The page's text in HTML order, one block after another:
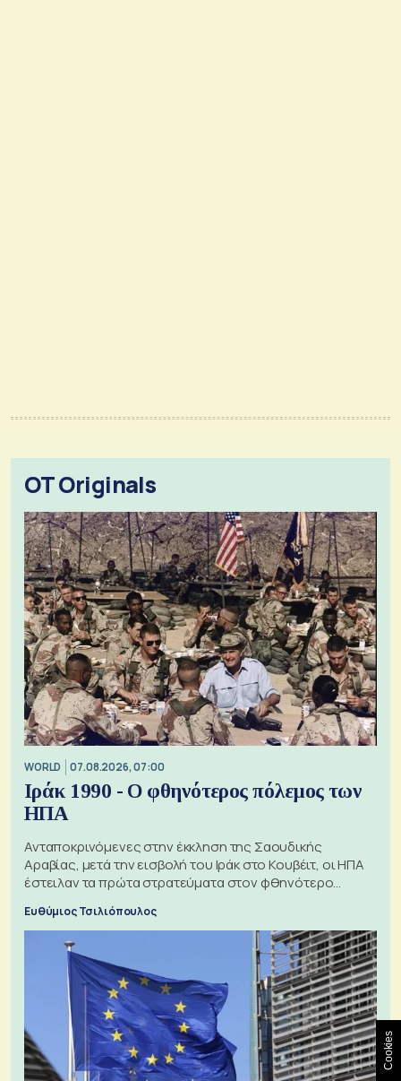
OT Originals
WORLD 07.08.2026, 07:00
Ιράκ 1990 - Ο φθηνότερος πόλεμος των
ΗΠΑ
Ανταποκρινόμενες στην έκκληση της Σαουδικής
Αραβίας, μετά την εισβολή του Ιράκ στο Κουβέιτ, οι ΗΠΑ
έστειλαν τα πρώτα στρατεύματα στον φθηνότερο
Ευθύμιος Τσιλιόπουλος
Cookies